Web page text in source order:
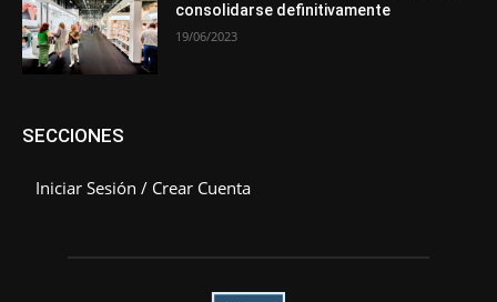
consolidarse definitivamente
19/06/2023
SECCIONES
Iniciar Sesión / Crear Cuenta